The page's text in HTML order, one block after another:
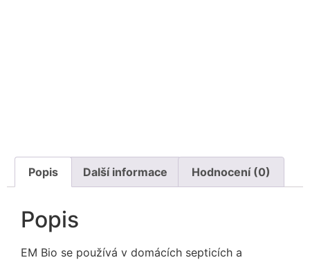
Popis Další informace Hodnocení (0)
Popis
EM Bio se používá v domácích septicích a